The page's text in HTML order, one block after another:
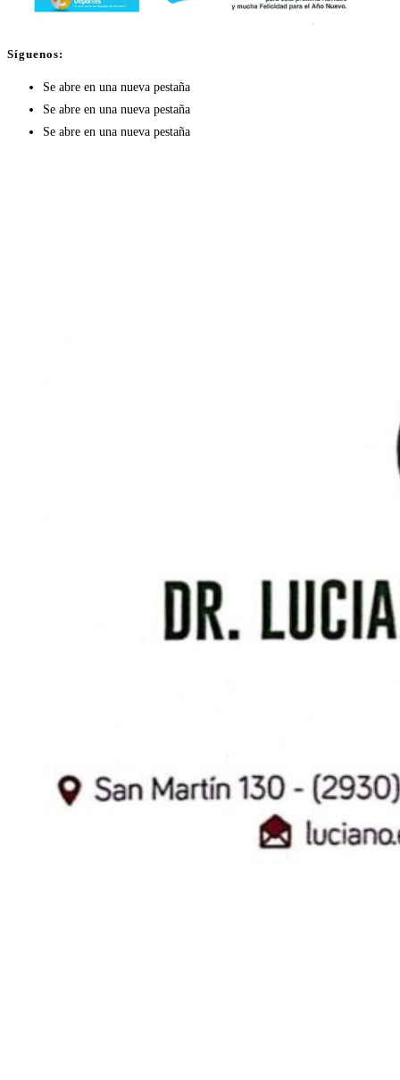
Síguenos:
Se abre en una nueva pestaña
Se abre en una nueva pestaña
Se abre en una nueva pestaña